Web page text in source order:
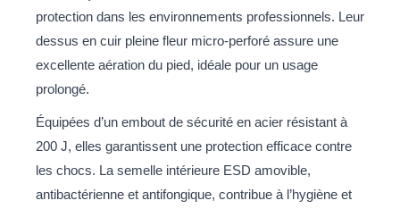
protection dans les environnements professionnels. Leur
dessus en cuir pleine fleur micro-perforé assure une
excellente aération du pied, idéale pour un usage
prolongé.
Équipées d’un embout de sécurité en acier résistant à
200 J, elles garantissent une protection efficace contre
les chocs. La semelle intérieure ESD amovible,
antibactérienne et antifongique, contribue à l’hygiène et